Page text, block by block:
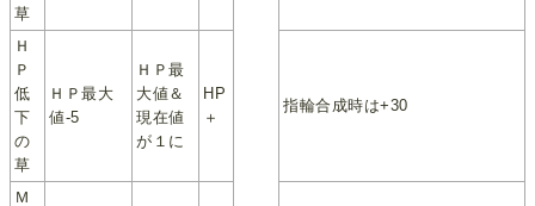
草
Ｈ
Ｐ
低
下
の
草
ＨＰ最大
値‐5
ＨＰ最
大値＆
現在値
が１に
HP
＋
指輪合成時は+30
Ｍ